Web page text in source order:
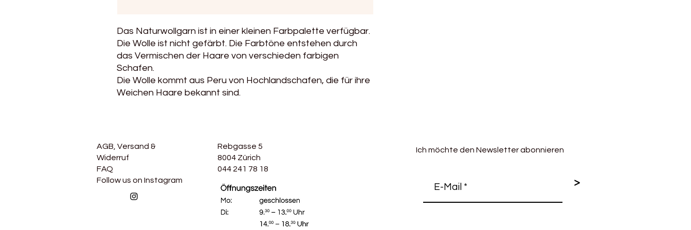
Das Naturwollgarn ist in einer kleinen Farbpalette verfügbar.
Die Wolle ist nicht gefärbt. Die Farbtöne entstehen durch
das Vermischen der Haare von verschieden farbigen
Schafen.
Die Wolle kommt aus Peru von Hochlandschafen, die für ihre
Weichen Haare bekannt sind.
AGB, Versand &
Widerruf
FAQ
Follow us on Instagram
Rebgasse 5
8004 Zürich
044 241 78 18
Ich möchte den Newsletter abonnieren
>